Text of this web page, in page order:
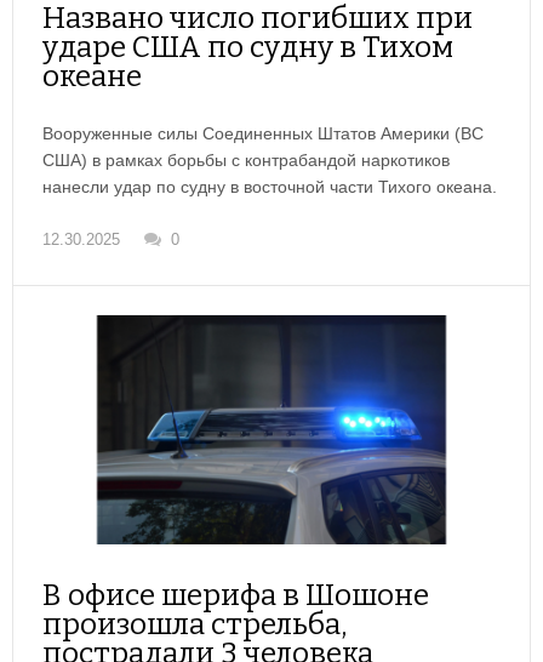
Названо число погибших при
ударе США по судну в Тихом
океане
Вооруженные силы Соединенных Штатов Америки (ВС
США) в рамках борьбы с контрабандой наркотиков
нанесли удар по судну в восточной части Тихого океана.
12.30.2025 0
В офисе шерифа в Шошоне
произошла стрельба,
пострадали 3 человека